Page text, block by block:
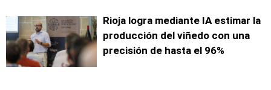
Rioja logra mediante IA estimar la
producción del viñedo con una
precisión de hasta el 96%